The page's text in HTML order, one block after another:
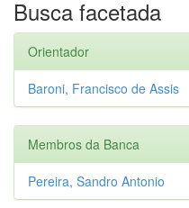
Busca facetada
Orientador
Baroni, Francisco de Assis
Membros da Banca
Pereira, Sandro Antonio